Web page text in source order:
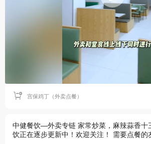
宫保鸡丁（外卖点餐）
中健餐饮—外卖专链 家常炒菜，麻辣蒜香十
饮正在逐步更新中！欢迎关注！ 需要点餐的